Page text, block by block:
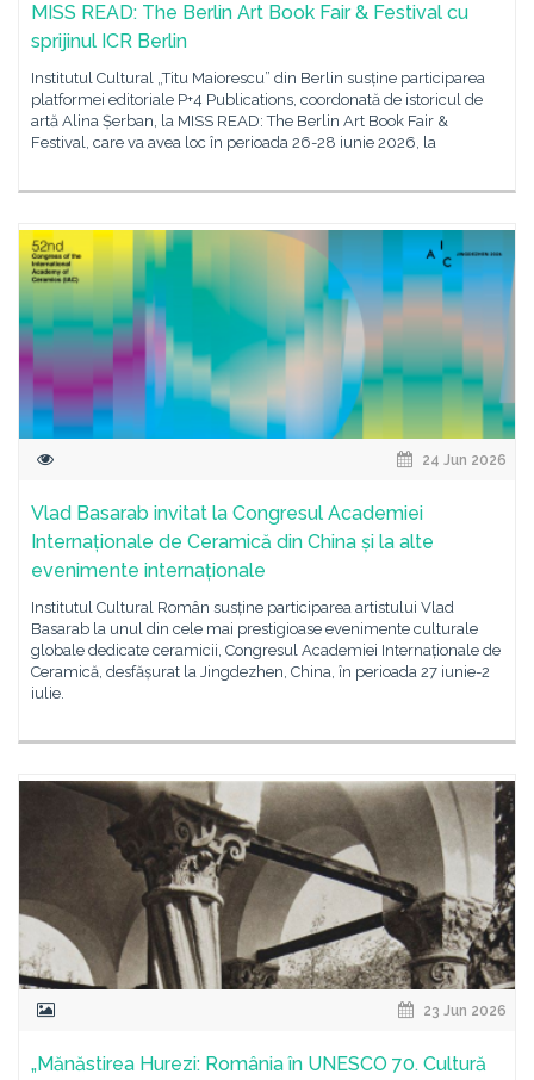
MISS READ: The Berlin Art Book Fair & Festival cu
sprijinul ICR Berlin
Institutul Cultural „Titu Maiorescu” din Berlin susține participarea
platformei editoriale P+4 Publications, coordonată de istoricul de
artă Alina Șerban, la MISS READ: The Berlin Art Book Fair &
Festival, care va avea loc în perioada 26-28 iunie 2026, la
24 Jun 2026
Vlad Basarab invitat la Congresul Academiei
Internaționale de Ceramică din China și la alte
evenimente internaționale
Institutul Cultural Român susține participarea artistului Vlad
Basarab la unul din cele mai prestigioase evenimente culturale
globale dedicate ceramicii, Congresul Academiei Internaționale de
Ceramică, desfășurat la Jingdezhen, China, în perioada 27 iunie-2
iulie.
23 Jun 2026
„Mănăstirea Hurezi: România în UNESCO 70. Cultură